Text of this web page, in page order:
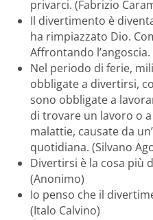
privarci. (Fabrizio
Il divertimento è
ha rimpiazzato Dio.
Affrontando
Nel periodo di ferie,
obbligate a divertirsi,
sono obbligate a
di trovare un lavoro o
malattie, causate da
quotidiana. (Silvano
Divertirsi è la cosa più
(Anonimo)
Io penso che il
(Italo Calvino)